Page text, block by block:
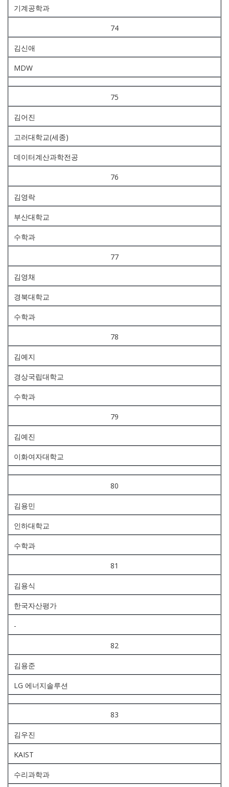
기계공학과
74
김신애
MDW
75
김어진
고러대학교(세종)
데이터계산과학전공
76
김영락
부산대학교
수학과
77
김영채
경북대학교
수학과
78
김예지
경상국립대학교
수학과
79
김예진
이화여자대학교
80
김용민
인하대학교
수학과
81
김용식
한국자산평가
-
82
김용준
LG 에너지솔루션
83
김우진
KAIST
수리과학과